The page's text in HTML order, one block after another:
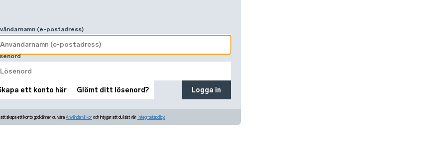
(e-postadress)
ett konto här Glömt ditt lösenord? Logga in
skapa ett konto godkänner du våra Användarvillkor och intygar att du läst vår Integritetspolicy.